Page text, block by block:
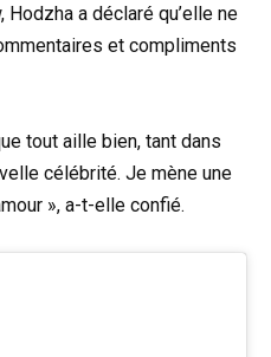
a déclaré qu’elle ne
et compliments
tout aille bien, tant dans
célébrité. Je mène une
», a-t-elle confié.